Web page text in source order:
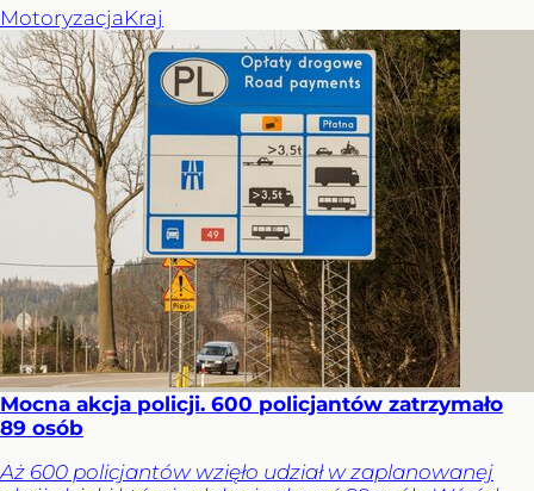
MotoryzacjaKraj
Mocna akcja policji. 600 policjantów zatrzymało
89 osób
Aż 600 policjantów wzięło udział w zaplanowanej